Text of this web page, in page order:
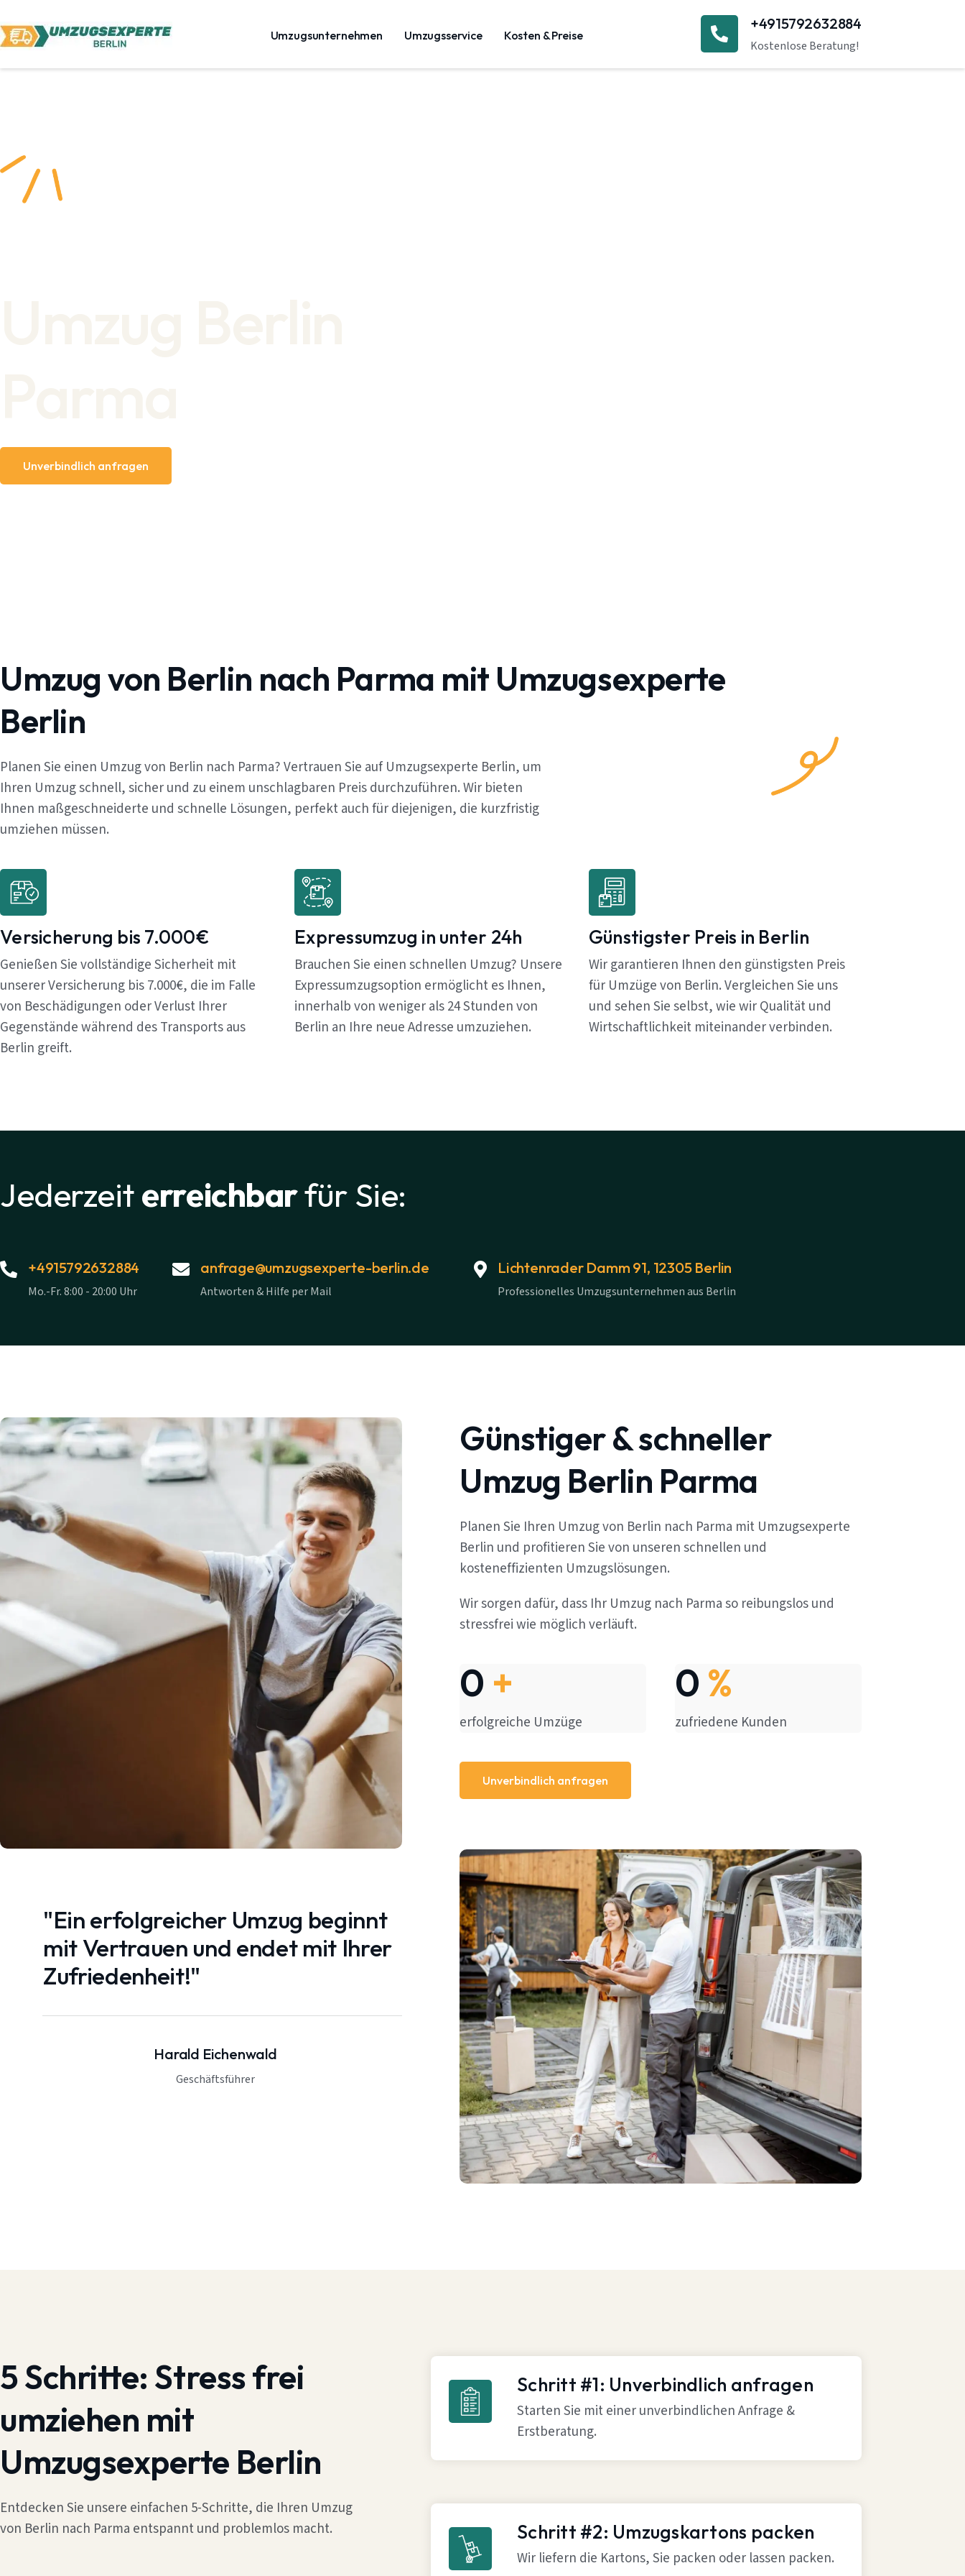
Umzugsunternehmen Umzugsservice Kosten & Preise
+4915792632884
Kostenlose Beratung!
Unverbindlich anfragen
Umzug von Berlin nach Parma mit Umzugsexperte
Berlin
Planen Sie einen Umzug von Berlin nach Parma? Vertrauen Sie auf Umzugsexperte Berlin, um
Ihren Umzug schnell, sicher und zu einem unschlagbaren Preis durchzuführen. Wir bieten
Ihnen maßgeschneiderte und schnelle Lösungen, perfekt auch für diejenigen, die kurzfristig
umziehen müssen.
Versicherung bis 7.000€
Genießen Sie vollständige Sicherheit mit
unserer Versicherung bis 7.000€, die im Falle
von Beschädigungen oder Verlust Ihrer
Gegenstände während des Transports aus
Berlin greift.
Expressumzug in unter 24h
Brauchen Sie einen schnellen Umzug? Unsere
Expressumzugsoption ermöglicht es Ihnen,
innerhalb von weniger als 24 Stunden von
Berlin an Ihre neue Adresse umzuziehen.
Günstigster Preis in Berlin
Wir garantieren Ihnen den günstigsten Preis
für Umzüge von Berlin. Vergleichen Sie uns
und sehen Sie selbst, wie wir Qualität und
Wirtschaftlichkeit miteinander verbinden.
Jederzeiterreichbarfür Sie:
+4915792632884
Mo.-Fr. 8:00 - 20:00 Uhr
anfrage@umzugsexperte-berlin.de
Antworten & Hilfe per Mail
Lichtenrader Damm 91, 12305 Berlin
Professionelles Umzugsunternehmen aus Berlin
"Ein erfolgreicher Umzug beginnt
mit Vertrauen und endet mit Ihrer
Zufriedenheit!"
Harald Eichenwald
Geschäftsführer
Günstiger & schneller
Umzug Berlin Parma
Planen Sie Ihren Umzug von Berlin nach Parma mit Umzugsexperte
Berlin und profitieren Sie von unseren schnellen und
kosteneffizienten Umzugslösungen.
Wir sorgen dafür, dass Ihr Umzug nach Parma so reibungslos und
stressfrei wie möglich verläuft.
0 +
erfolgreiche Umzüge
0 %
zufriedene Kunden
Unverbindlich anfragen
5 Schritte: Stress frei
umziehen mit
Umzugsexperte Berlin
Entdecken Sie unsere einfachen 5-Schritte, die Ihren Umzug
von Berlin nach Parma entspannt und problemlos macht.
Schritt #1: Unverbindlich anfragen
Starten Sie mit einer unverbindlichen Anfrage &
Erstberatung.
Schritt #2: Umzugskartons packen
Wir liefern die Kartons, Sie packen oder lassen packen.